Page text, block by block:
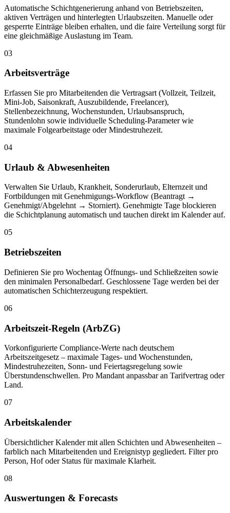
Automatische Schichtgenerierung anhand von Betriebszeiten,
aktiven Verträgen und hinterlegten Urlaubszeiten. Manuelle oder
gesperrte Einträge bleiben erhalten, und die faire Verteilung sorgt für
eine gleichmäßige Auslastung im Team.
03
Arbeitsverträge
Erfassen Sie pro Mitarbeitenden die Vertragsart (Vollzeit, Teilzeit,
Mini-Job, Saisonkraft, Auszubildende, Freelancer),
Stellenbezeichnung, Wochenstunden, Urlaubsanspruch,
Stundenlohn sowie individuelle Scheduling-Parameter wie
maximale Folgearbeitstage oder Mindestruhezeit.
04
Urlaub & Abwesenheiten
Verwalten Sie Urlaub, Krankheit, Sonderurlaub, Elternzeit und
Fortbildungen mit Genehmigungs-Workflow (Beantragt →
Genehmigt/Abgelehnt → Storniert). Genehmigte Tage blockieren
die Schichtplanung automatisch und tauchen direkt im Kalender auf.
05
Betriebszeiten
Definieren Sie pro Wochentag Öffnungs- und Schließzeiten sowie
den minimalen Personalbedarf. Geschlossene Tage werden bei der
automatischen Schichterzeugung respektiert.
06
Arbeitszeit-Regeln (ArbZG)
Vorkonfigurierte Compliance-Werte nach deutschem
Arbeitszeitgesetz – maximale Tages- und Wochenstunden,
Mindestruhezeiten, Sonn- und Feiertagsregelung sowie
Überstundenschwellen. Pro Mandant anpassbar an Tarifvertrag oder
Land.
07
Arbeitskalender
Übersichtlicher Kalender mit allen Schichten und Abwesenheiten –
farblich nach Mitarbeitenden und Ereignistyp gegliedert. Filter pro
Person, Hof oder Status für maximale Klarheit.
08
Auswertungen & Forecasts